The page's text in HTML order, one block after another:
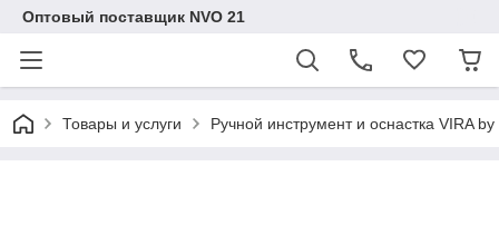
Оптовый поставщик NVO 21
Товары и услуги Ручной инструмент и оснастка VIRA by